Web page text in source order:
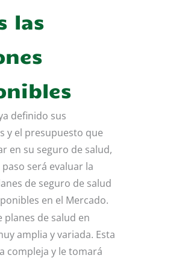
las
definido sus
y el presupuesto que
en su seguro de salud,
será evaluar la
de seguro de salud
en el Mercado.
planes de salud en
amplia y variada. Esta
compleja y le tomará